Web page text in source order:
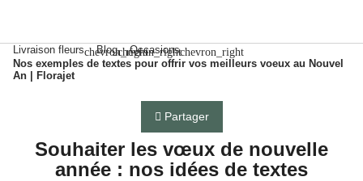
Livraison fleurschevron_right
Blogchevron_right
Occasionschevron_right
Nos exemples de textes pour offrir vos meilleurs voeux au Nouvel
An | Florajet
Partager
Souhaiter les vœux de nouvelle
année : nos idées de textes